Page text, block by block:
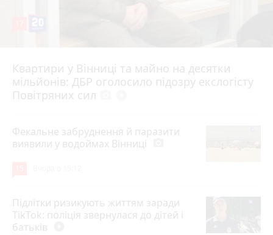
Квартири у Вінниці та майно на десятки
мільйонів: ДБР оголосило підозру екслогісту
Повітряних сил
6 серпня 2026 р.
Фекальне забруднення й паразити
виявили у водоймах Вінниці
Підлітки ризикують життям заради
TikTok: поліція звернулася до дітей і
батьків